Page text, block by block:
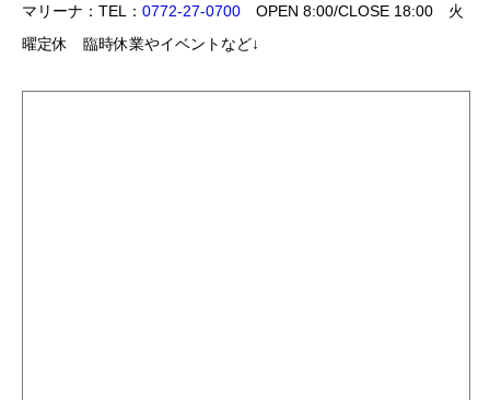
マリーナ：TEL： 0772-27-0700 OPEN 8:00/CLOSE 18:00 火
曜定休 臨時休業やイベントなど↓